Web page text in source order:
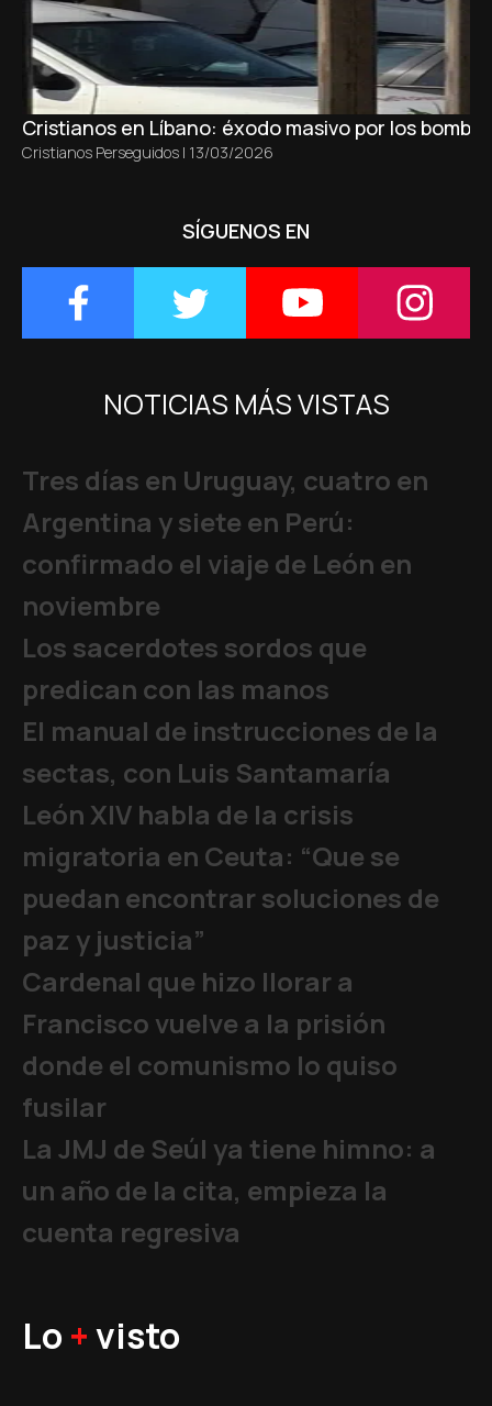
Cristianos en Líbano: éxodo masivo por los
Cristianos Perseguidos | 13/03/2026
SÍGUENOS EN
NOTICIAS MÁS VISTAS
Tres días en Uruguay, cuatro en
Argentina y siete en Perú:
confirmado el viaje de León en
noviembre
Los sacerdotes sordos que
predican con las manos
El manual de instrucciones de la
sectas, con Luis Santamaría
León XIV habla de la crisis
migratoria en Ceuta: “Que se
puedan encontrar soluciones de
paz y justicia”
Cardenal que hizo llorar a
Francisco vuelve a la prisión
donde el comunismo lo quiso
fusilar
La JMJ de Seúl ya tiene himno: a
un año de la cita, empieza la
cuenta regresiva
Lo +visto